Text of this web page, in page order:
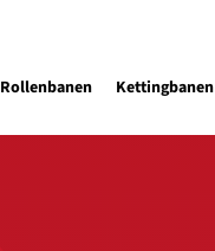
Rollenbanen Kettingbanen